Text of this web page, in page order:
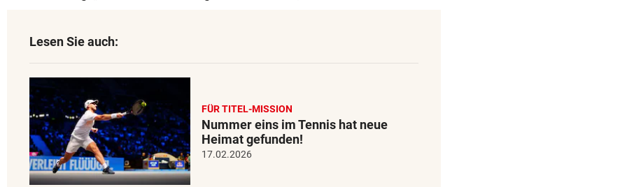
Lesen Sie auch:
FÜR TITEL-MISSION
Nummer eins im Tennis hat neue
Heimat gefunden!
17.02.2026